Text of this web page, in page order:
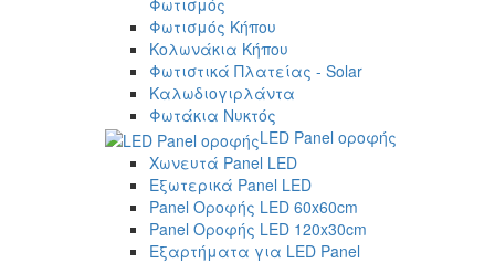
Φωτισμός
Φωτισμός Κήπου
Κολωνάκια Κήπου
Φωτιστικά Πλατείας - Solar
Καλωδιογιρλάντα
Φωτάκια Νυκτός
LED Panel οροφής
Χωνευτά Panel LED
Εξωτερικά Panel LED
Panel Οροφής LED 60x60cm
Panel Οροφής LED 120x30cm
Εξαρτήματα για LED Panel